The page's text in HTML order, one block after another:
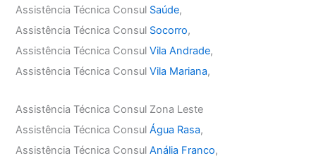
Assistência Técnica Consul Saúde,
Assistência Técnica Consul Socorro,
Assistência Técnica ConsulVila Andrade,
Assistência Técnica ConsulVila Mariana,
Assistência Técnica Consul Zona Leste
Assistência Técnica ConsulÁgua Rasa,
Assistência Técnica ConsulAnália Franco,